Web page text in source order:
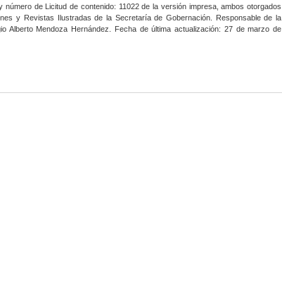
número de Licitud de contenido: 11022 de la versión impresa, ambos otorgados
y Revistas Ilustradas de la Secretaría de Gobernación. Responsable de la
Alberto Mendoza Hernández. Fecha de última actualización: 27 de marzo de